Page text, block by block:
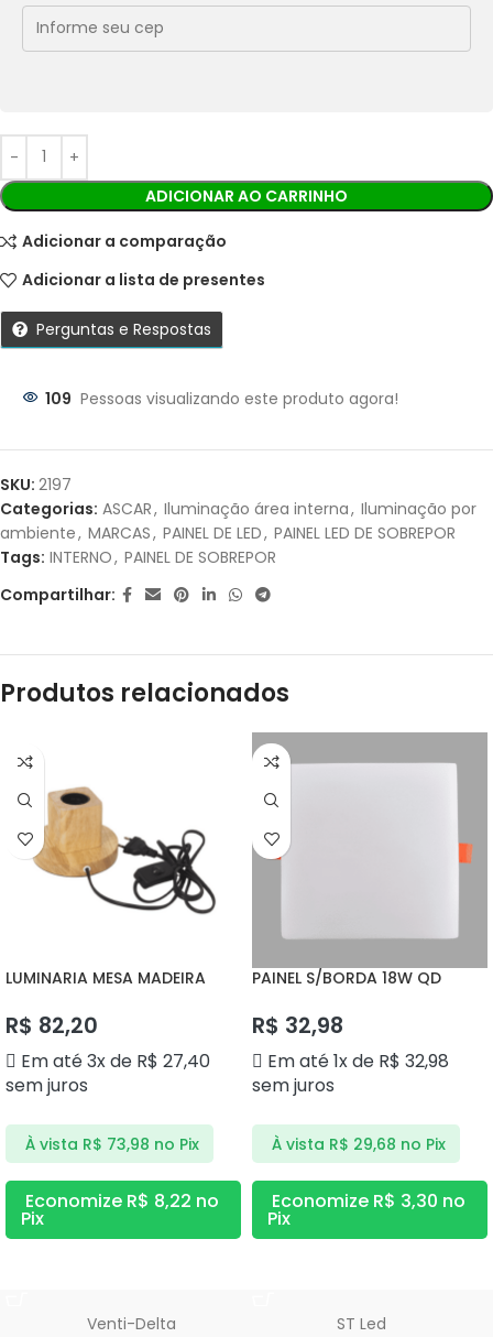
Ao finalizar sua compra você receberá os detalhes para
realizar o pagamento.
Parcelas:
JUROS
2X DE R$32,95SEM
JUROS
R$
ADICIONAR AO CARRINHO
Adicionar a comparação
Adicionar a lista de presentes
Perguntas e Respostas
109 Pessoas visualizando este produto agora!
SKU: 2197
Categorias: ASCAR, Iluminação área interna, Iluminação por
ambiente, MARCAS, PAINEL DE LED, PAINEL LED DE SOBREPOR
Tags: INTERNO, PAINEL DE SOBREPOR
Compartilhar:
Produtos relacionados
LUMINARIA MESA MADEIRA
R$ 82,20
Em até 3x de R$ 27,40
sem juros
À vista R$ 73,98 no Pix
Economize R$ 8,22 no
Pix
PAINEL S/BORDA 18W QD
R$ 32,98
Em até 1x de R$ 32,98
sem juros
À vista R$ 29,68 no Pix
Economize R$ 3,30 no
Pix
Venti-Delta ST Led